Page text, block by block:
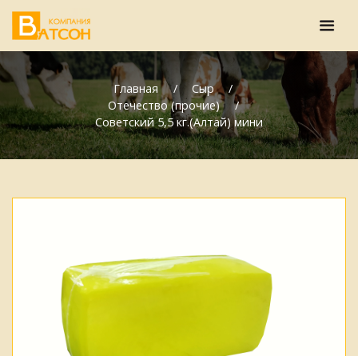
Главная
Сыр
Отечество (прочие)
Советский 5,5 кг.(Алтай) мини